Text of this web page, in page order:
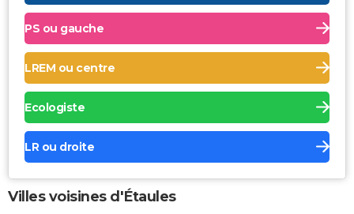
PS ou gauche
LREM ou centre
Ecologiste
LR ou droite
Villes voisines d'Étaules